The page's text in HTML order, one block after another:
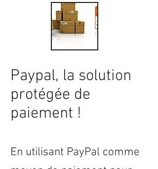
Paypal, la solution
protégée de
paiement !
En utilisant PayPal comme